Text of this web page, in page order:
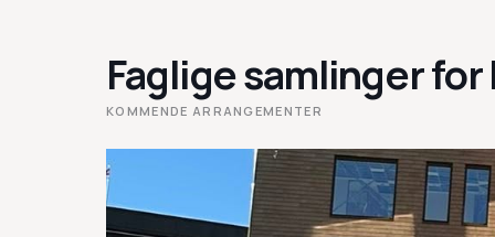
Faglige samlinger
KOMMENDE ARRANGEMENTER